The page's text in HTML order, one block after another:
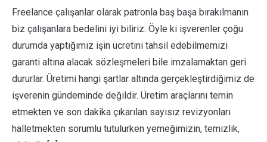
Freelance çalışanlar olarak patronla baş başa bırakılmanın
biz çalışanlara bedelini iyi biliriz. Öyle ki işverenler çoğu
durumda yaptığımız işin ücretini tahsil edebilmemizi
garanti altına alacak sözleşmeleri bile imzalamaktan geri
dururlar. Üretimi hangi şartlar altında gerçekleştirdiğimiz de
işverenin gündeminde değildir. Üretim araçlarını temin
etmekten ve son dakika çıkarılan sayısız revizyonları
halletmekten sorumlu tutulurken yemeğimizin, temizlik,